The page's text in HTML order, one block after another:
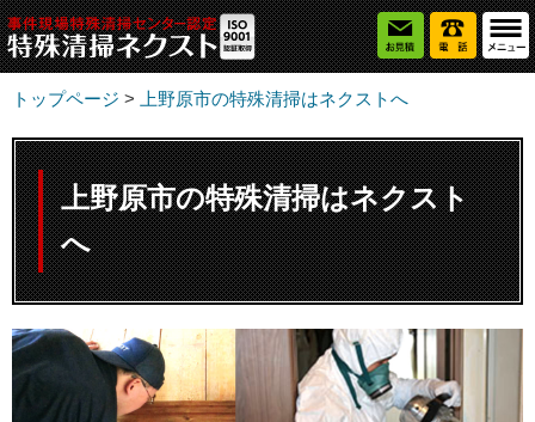
トップページ > 上野原市の特殊清掃はネクストへ
上野原市の特殊清掃はネクスト
へ